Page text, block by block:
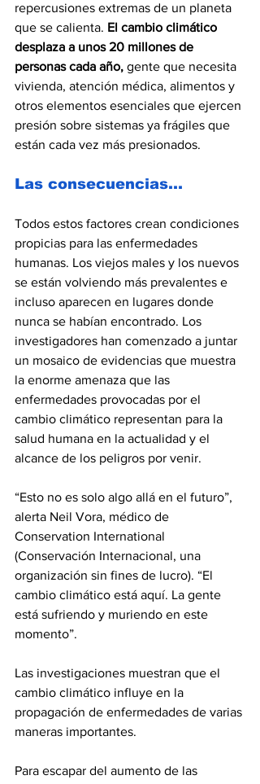
repercusiones extremas de un planeta
que se calienta. El cambio climático
desplaza a unos 20 millones de
personas cada año, gente que necesita
vivienda, atención médica, alimentos y
otros elementos esenciales que ejercen
presión sobre sistemas ya frágiles que
están cada vez más presionados.
Las consecuencias...
Todos estos factores crean condiciones
propicias para las enfermedades
humanas. Los viejos males y los nuevos
se están volviendo más prevalentes e
incluso aparecen en lugares donde
nunca se habían encontrado. Los
investigadores han comenzado a juntar
un mosaico de evidencias que muestra
la enorme amenaza que las
enfermedades provocadas por el
cambio climático representan para la
salud humana en la actualidad y el
alcance de los peligros por venir.
“Esto no es solo algo allá en el futuro”,
alerta Neil Vora, médico de
Conservation International
(Conservación Internacional, una
organización sin fines de lucro). “El
cambio climático está aquí. La gente
está sufriendo y muriendo en este
momento”.
Las investigaciones muestran que el
cambio climático influye en la
propagación de enfermedades de varias
maneras importantes.
Para escapar del aumento de las